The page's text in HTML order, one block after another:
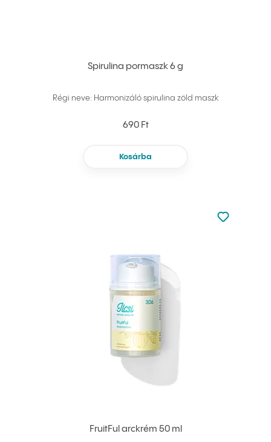
Spirulina pormaszk 6 g
Régi neve: Harmonizáló spirulina zöld maszk
690 Ft
Kosárba
FruitFul arckrém 50 ml
Nincsen
Hozzáadás